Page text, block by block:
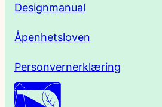
Designmanual
Åpenhetsloven
Personvernerklæring